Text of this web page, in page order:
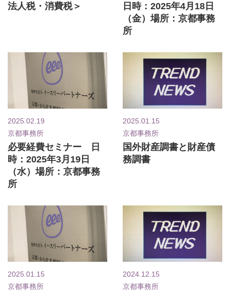
法人税・消費税＞
日時：2025年4月18日
（金）場所：京都事務
所
2025.02.19
京都事務所
必要経費セミナー 日
時：2025年3月19日
（水）場所：京都事務
所
2025.01.15
京都事務所
国外財産調書と財産債
務調書
2025.01.15
京都事務所
2024.12.15
京都事務所